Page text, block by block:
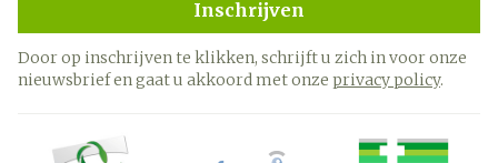
Inschrijven
Door op inschrijven te klikken, schrijft u zich in voor onze
nieuwsbrief en gaat u akkoord met onze privacy policy.